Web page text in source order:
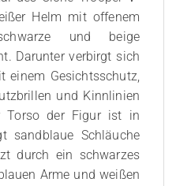
Helm mit offenem
und beige
Darunter verbirgt sich
einem Gesichtsschutz,
und Kinnlinien
Torso der Figur ist in
sandblaue Schläuche
durch ein schwarzes
Arme und weißen